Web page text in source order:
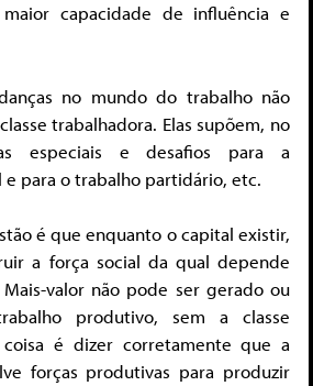
capacidade de influência e
no mundo do trabalho não
trabalhadora. Elas supõem, no
especiais e desafios para a
e para o trabalho partidário, etc.
é que enquanto o capital existir,
a força social da qual depende
valor não pode ser gerado ou
produtivo, sem a classe
coisa é dizer corretamente que a
forças produtivas para produzir